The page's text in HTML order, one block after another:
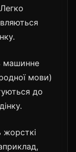
машинне
мови)
до